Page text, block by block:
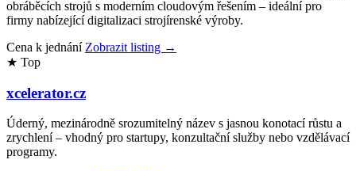
obráběcích strojů s moderním cloudovým řešením – ideální pro
firmy nabízející digitalizaci strojírenské výroby.
Cena k jednání Zobrazit listing →
★ Top
xcelerator.cz
Úderný, mezinárodně srozumitelný název s jasnou konotací růstu a
zrychlení – vhodný pro startupy, konzultační služby nebo vzdělávací
programy.